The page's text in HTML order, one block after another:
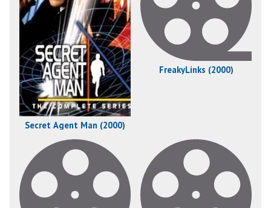
Secret Agent Man (2000)
FreakyLinks (2000)